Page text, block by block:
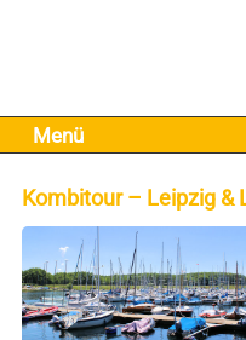
Menü
Kombitour – Leipzig &